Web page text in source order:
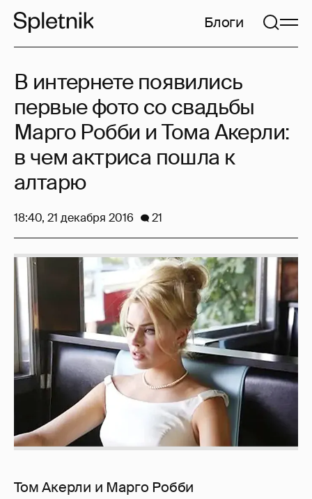
Блоги
Том Акерли и Марго Робби
В интернете появились
первые фото со свадьбы
Марго Робби и Тома Акерли:
в чем актриса пошла к
алтарю
18:40, 21 декабря 2016 21